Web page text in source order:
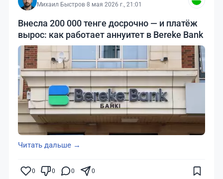
Михаил Быстров·8 мая 2026 г., 21:01
Внесла 200 000 тенге досрочно — и платёж
вырос: как работает аннуитет в Bereke Bank
Читать дальше →
0 0 0 0